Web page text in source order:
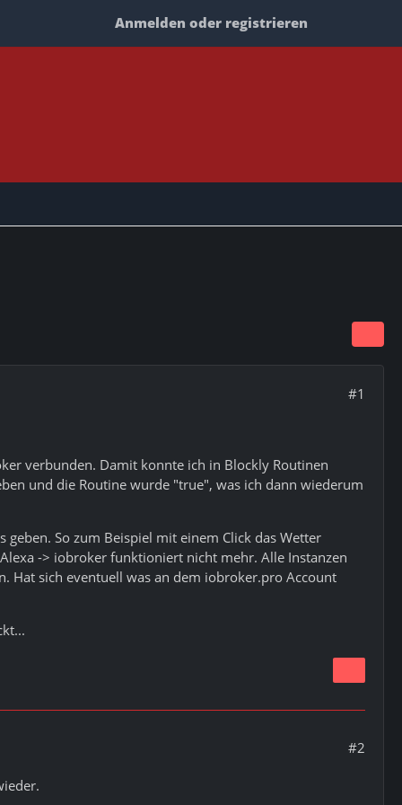
Anmelden oder registrieren
#1
verbunden. Damit konnte ich in Blockly Routinen
und die Routine wurde "true", was ich dann wiederum
So zum Beispiel mit einem Click das Wetter
-> iobroker funktioniert nicht mehr. Alle Instanzen
Hat sich eventuell was an dem iobroker.pro Account
#2